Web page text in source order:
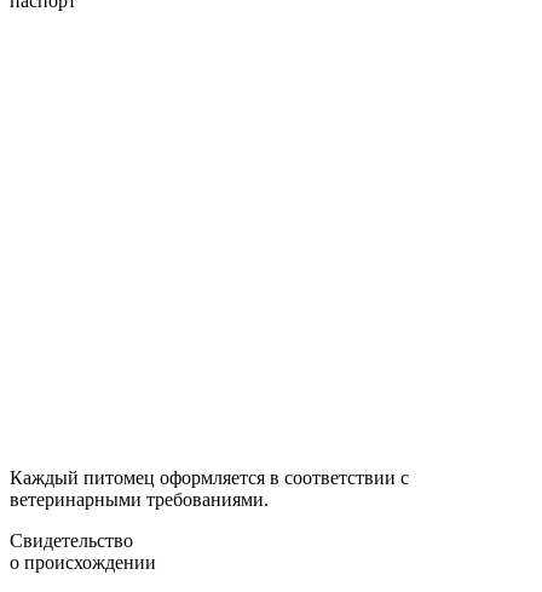
Каждый питомец оформляется в соответствии с
ветеринарными требованиями.
Свидетельство
о происхождении